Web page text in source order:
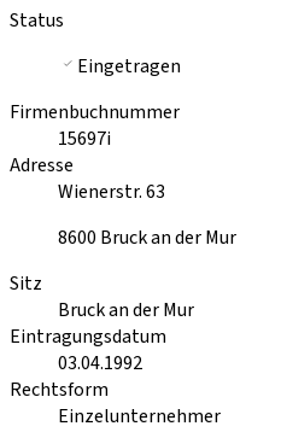
Status
Eingetragen
Firmenbuchnummer
15697i
Adresse
Wienerstr. 63
8600 Bruck an der Mur
Sitz
Bruck an der Mur
Eintragungsdatum
03.04.1992
Rechtsform
Einzelunternehmer